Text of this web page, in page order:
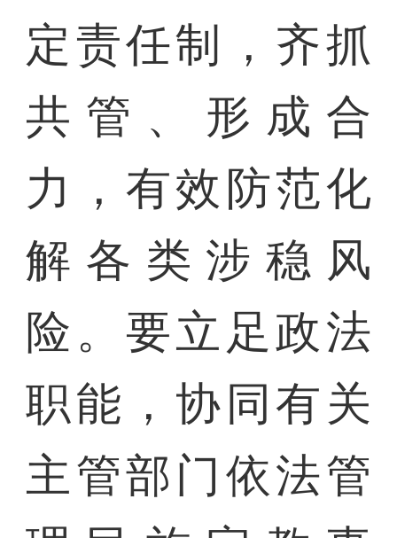
定责任制，齐抓
共管、形成合
力，有效防范化
解各类涉稳风
险。要立足政法
职能，协同有关
主管部门依法管